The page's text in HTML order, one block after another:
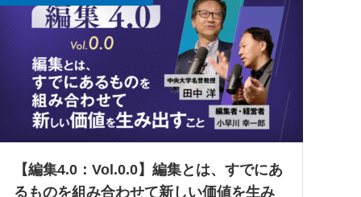
【編集4.0：Vol.0.0】編集とは、すでにあ
るものを組み合わせて新しい価値を生み